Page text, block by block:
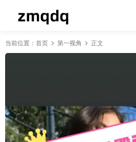
当前位置： 首页 第一视角 正文